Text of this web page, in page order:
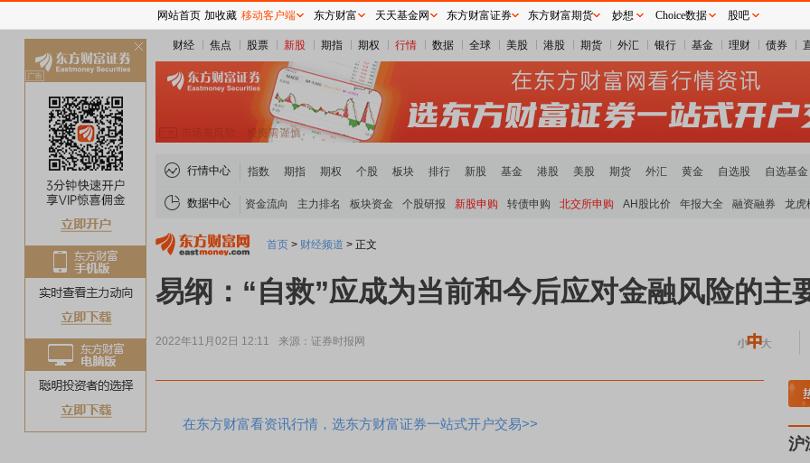
财经 焦点 股票 新股 期指 期权 行情 数据 全球 美股 港股 期货 外汇 银行 基金 理财 债券
行情中心 指数 期指 期权 个股 板块 排行 新股 基金 港股 美股 期货 外汇 黄金 自选股 自选基金
数据中心 资金流向 主力排名 板块资金 个股研报 新股申购 转债申购 北交所申购 AH股比价 年报大全 融资融券 龙虎
首页 > 财经频道 > 正文
易纲：“自救”应成为当前和今后应对金融风险的主
2022年11月02日 12:11 来源：证券时报网
在东方财富看资讯行情，选东方财富证券一站式开户交易>>
A股估值分析全览
沪
网站首页 加收藏 移动客户端 东方财富 天天基金网 东方财富证券 东方财富期货 妙想 Choice数据 股吧
关